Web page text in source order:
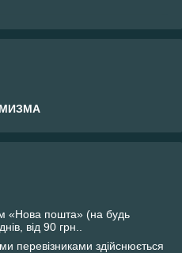
МИЗМА
«Нова пошта» (на будь
від 90 грн..
перевізниками здійснюється